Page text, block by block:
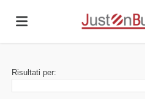
Risultati per: